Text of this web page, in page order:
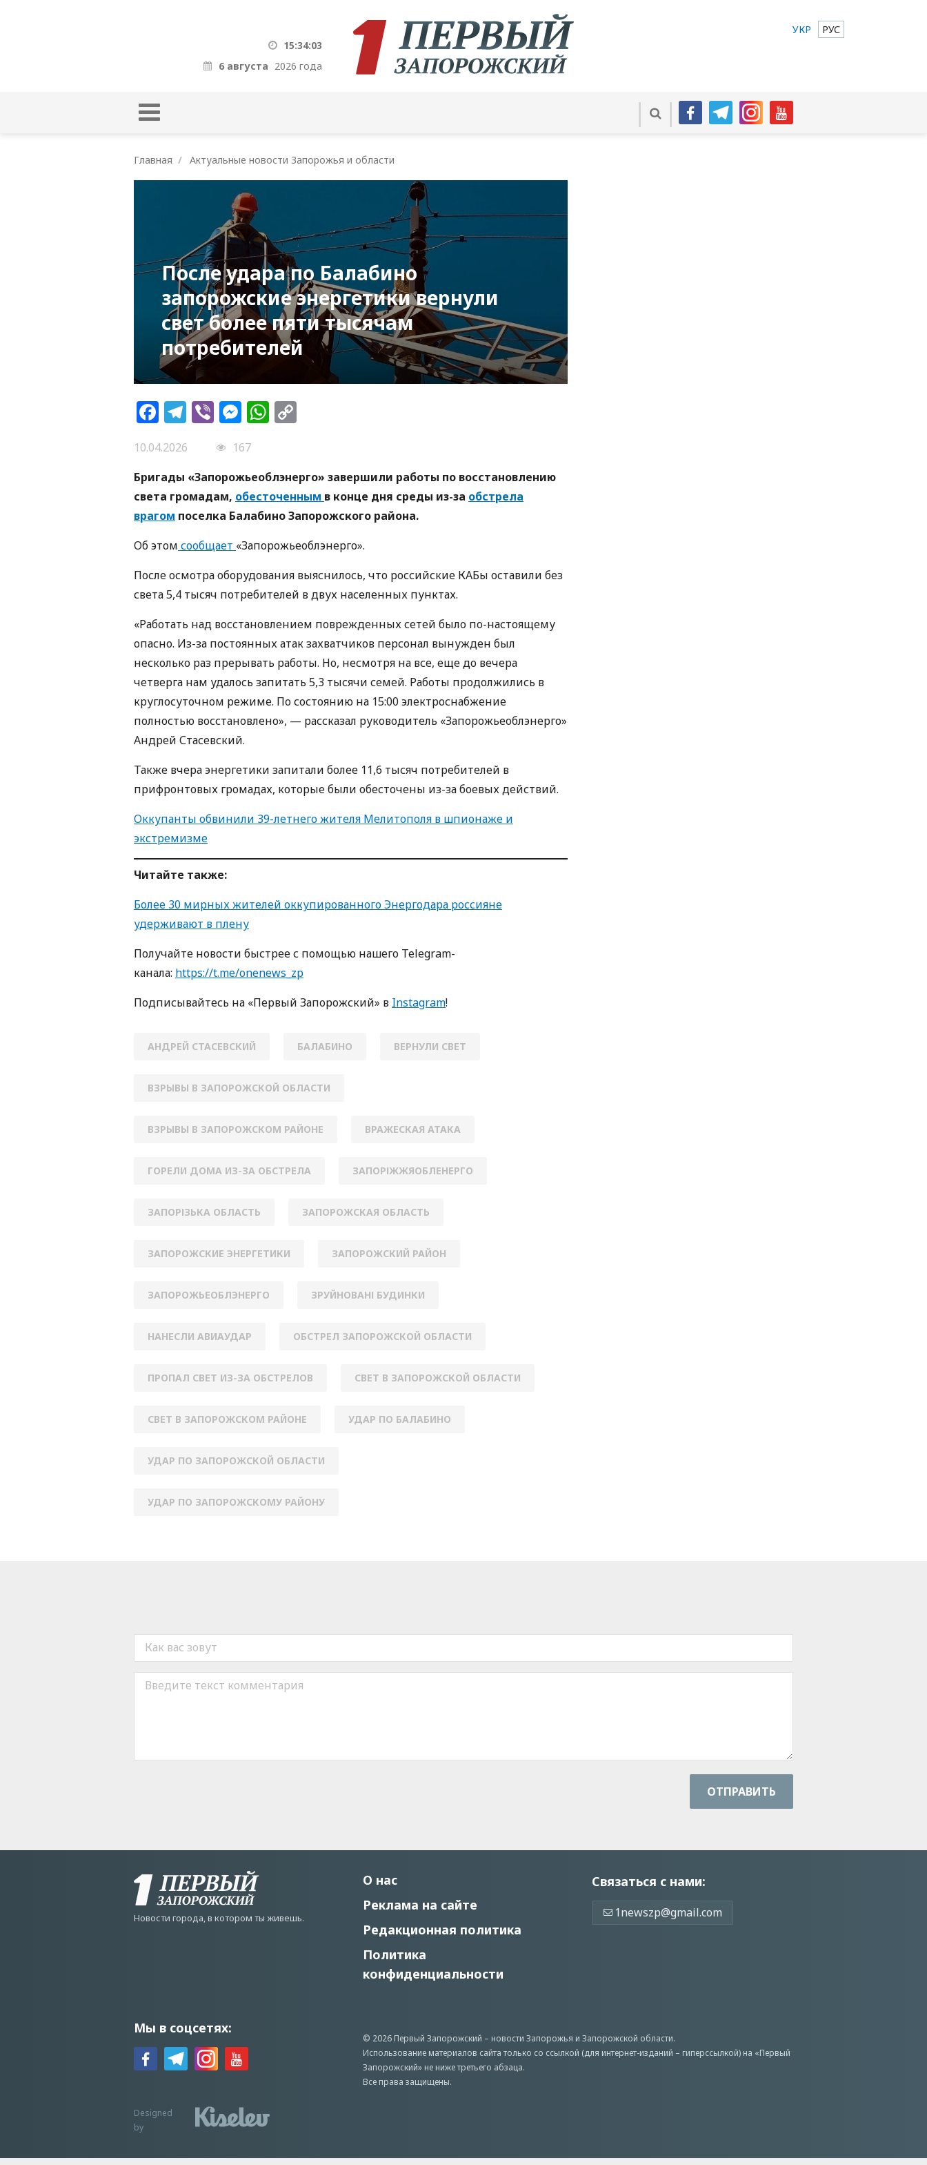
15:34:03
6 августа 2026 года
УКР РУС
Главная Актуальные новости Запорожья и области
После удара по Балабино
запорожские энергетики вернули
свет более пяти тысячам
потребителей
Facebook
Telegram
ViberMessenger
WhatsApp
10.04.2026
167
Бригады «Запорожьеоблэнерго» завершили работы по восстановлению
света громадам, обесточенным в конце дня среды из-за обстрела
врагом поселка Балабино Запорожского района.
Об этом сообщает «Запорожьеоблэнерго».
После осмотра оборудования выяснилось, что российские КАБы оставили без
света 5,4 тысяч потребителей в двух населенных пунктах.
«Работать над восстановлением поврежденных сетей было по-настоящему
опасно. Из-за постоянных атак захватчиков персонал вынужден был
несколько раз прерывать работы. Но, несмотря на все, еще до вечера
четверга нам удалось запитать 5,3 тысячи семей. Работы продолжились в
круглосуточном режиме. По состоянию на 15:00 электроснабжение
полностью восстановлено», — рассказал руководитель «Запорожьеоблэнерго»
Андрей Стасевский.
Также вчера энергетики запитали более 11,6 тысяч потребителей в
прифронтовых громадах, которые были обесточены из-за боевых действий.
Оккупанты обвинили 39-летнего жителя Мелитополя в шпионаже и
экстремизме
Читайте также:
Более 30 мирных жителей оккупированного Энергодара россияне
удерживают в плену
Получайте новости быстрее с помощью нашего Telegram-
канала: https://t.me/onenews_zp
Подписывайтесь на «Первый Запорожский» в Instagram!
АНДРЕЙ СТАСЕВСКИЙ БАЛАБИНО ВЕРНУЛИ СВЕТ
ВЗРЫВЫ В ЗАПОРОЖСКОЙ ОБЛАСТИ
ВЗРЫВЫ В ЗАПОРОЖСКОМ РАЙОНЕ ВРАЖЕСКАЯ АТАКА
ГОРЕЛИ ДОМА ИЗ-ЗА ОБСТРЕЛА ЗАПОРІЖЖЯОБЛЕНЕРГО
ЗАПОРІЗЬКА ОБЛАСТЬ ЗАПОРОЖСКАЯ ОБЛАСТЬ
ЗАПОРОЖСКИЕ ЭНЕРГЕТИКИ ЗАПОРОЖСКИЙ РАЙОН
ЗАПОРОЖЬЕОБЛЭНЕРГО ЗРУЙНОВАНІ БУДИНКИ
НАНЕСЛИ АВИАУДАР ОБСТРЕЛ ЗАПОРОЖСКОЙ ОБЛАСТИ
ПРОПАЛ СВЕТ ИЗ-ЗА ОБСТРЕЛОВ СВЕТ В ЗАПОРОЖСКОЙ ОБЛАСТИ
СВЕТ В ЗАПОРОЖСКОМ РАЙОНЕ УДАР ПО БАЛАБИНО
УДАР ПО ЗАПОРОЖСКОЙ ОБЛАСТИ
УДАР ПО ЗАПОРОЖСКОМУ РАЙОНУ
ОТПРАВИТЬ
Новости города, в котором ты живешь.
О нас
Реклама на сайте
Редакционная политика
Политика
конфиденциальности
Связаться с нами:
1newszp@gmail.com
Мы в соцсетях:
© 2026 Первый Запорожский – новости Запорожья и Запорожской области.
Использование материалов сайта только со ссылкой (для интернет-изданий – гиперссылкой) на «Первый
Запорожский» не ниже третьего абзаца.
Все права защищены.
Designed
by